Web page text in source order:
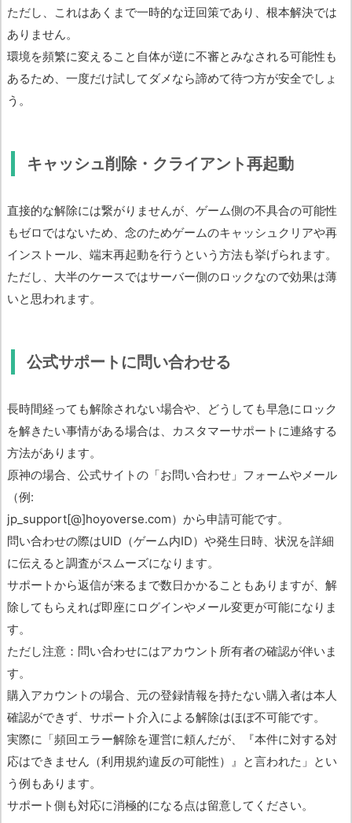
ただし、これはあくまで一時的な迂回策であり、根本解決では
ありません。
環境を頻繁に変えること自体が逆に不審とみなされる可能性も
あるため、一度だけ試してダメなら諦めて待つ方が安全でしょ
う。
キャッシュ削除・クライアント再起動
直接的な解除には繋がりませんが、ゲーム側の不具合の可能性
もゼロではないため、念のためゲームのキャッシュクリアや再
インストール、端末再起動を行うという方法も挙げられます。
ただし、大半のケースではサーバー側のロックなので効果は薄
いと思われます。
公式サポートに問い合わせる
長時間経っても解除されない場合や、どうしても早急にロック
を解きたい事情がある場合は、カスタマーサポートに連絡する
方法があります。
原神の場合、公式サイトの「お問い合わせ」フォームやメール
（例:
jp_support[@]hoyoverse.com）から申請可能です。
問い合わせの際はUID（ゲーム内ID）や発生日時、状況を詳細
に伝えると調査がスムーズになります。
サポートから返信が来るまで数日かかることもありますが、解
除してもらえれば即座にログインやメール変更が可能になりま
す。
ただし注意：問い合わせにはアカウント所有者の確認が伴いま
す。
購入アカウントの場合、元の登録情報を持たない購入者は本人
確認ができず、サポート介入による解除はほぼ不可能です。
実際に「頻回エラー解除を運営に頼んだが、『本件に対する対
応はできません（利用規約違反の可能性）』と言われた」とい
う例もあります。
サポート側も対応に消極的になる点は留意してください。